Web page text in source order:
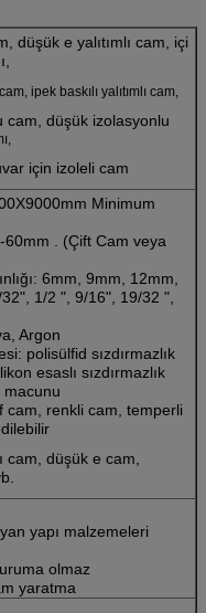
düşük e yalıtımlı cam, içi
cam, ipek baskılı yalıtımlı cam,
cam, düşük izolasyonlu
için izoleli cam
Minimum
60mm
. (Çift Cam veya
6mm, 9mm, 12mm,
1/2 ", 9/16", 19/32 ",
Argon
polisülfid sızdırmazlık
esaslı sızdırmazlık
macunu
cam, renkli cam, temperli
cam, düşük e cam,
yapı malzemeleri
olmaz
yaratma